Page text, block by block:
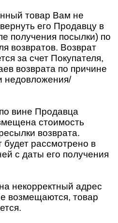
товар Вам не
его Продавцу в
получения посылки) по
возвратов. Возврат
за счет Покупателя,
возврата по причине
недовложения/
вине Продавца
стоимость
возврата.
будет рассмотрено в
с даты его получения
некорректный адрес
возмещаются, товар